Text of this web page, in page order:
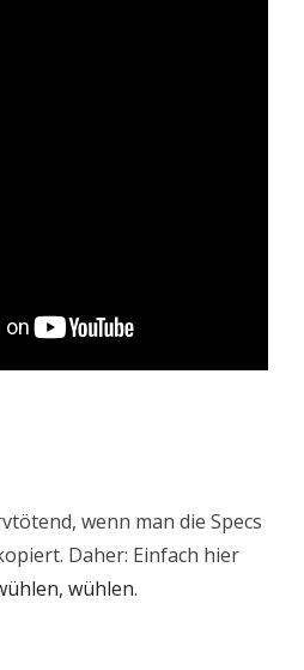
wenn man die Specs
Daher: Einfach hier
wühlen.